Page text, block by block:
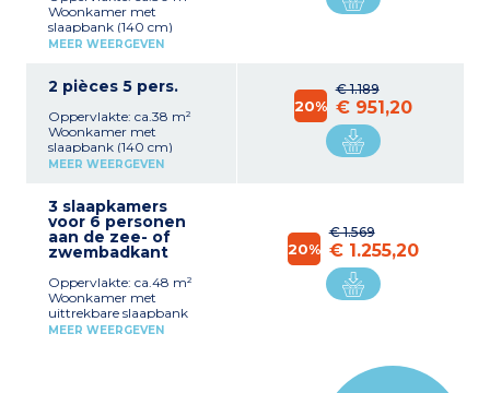
Woonkamer met
slaapbank (140 cm)
Volledig ingerichte keuken
Slaapkamer met 1
Badkamer met bad en
eigen toilet
Stofzuiger
MEER WEERGEVEN
2 pièces 5 pers.
Oppervlakte: ca.38 m²
Woonkamer met
slaapbank (140 cm)
Ingerichte keuken
2 stapelbedden (bij de
ingang) + mezzanine met
tweepersoonsbed (160 cm)
Badkamer met bad en
Stofzuiger
MEER WEERGEVEN
€ 1.189
20% € 951,20
3 slaapkamers
voor 6 personen
aan de zee- of
zwembadkant
Oppervlakte: ca.48 m²
Woonkamer met
uittrekbare slaapbank
(2x80cm)
MEER WEERGEVEN
€ 1.569
20% € 1.255,20